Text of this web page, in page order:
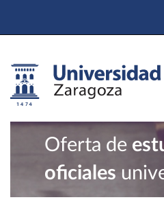
Oferta de
oficiales